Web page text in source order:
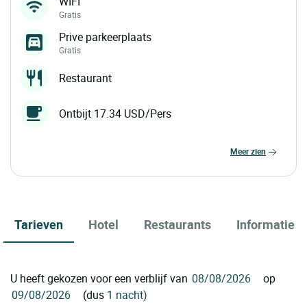
Gratis
Prive parkeerplaats
Gratis
Restaurant
Ontbijt 17.34 USD/Pers
meer zien
Tarieven Hotel Restaurants Informatie
U heeft gekozen voor een verblijf van
op
(dus 1 nacht)